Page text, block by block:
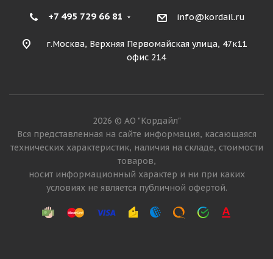
+7 495 729 66 81 info@kordail.ru
г.Москва, Верхняя Первомайская улица, 47к11
офис 214
2026 © АО "Кордайл"
Вся представленная на сайте информация, касающаяся
технических характеристик, наличия на складе, стоимости
товаров,
носит информационный характер и ни при каких
условиях не является публичной офертой.